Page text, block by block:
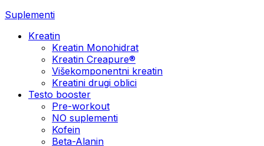
Suplementi
Kreatin
Kreatin Monohidrat
Kreatin Creapure®
Višekomponentni kreatin
Kreatini drugi oblici
Testo booster
Pre-workout
NO suplementi
Kofein
Beta-Alanin